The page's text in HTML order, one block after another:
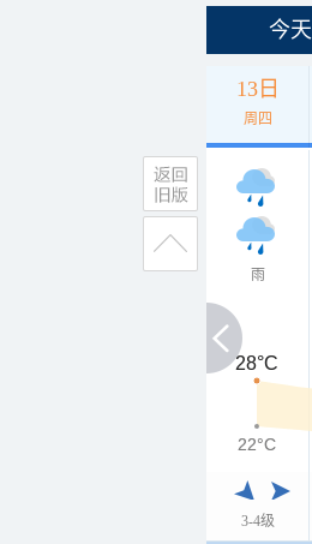
今天
13日
周四
雨
3-4级
28°C
28°C
22°C
22°C